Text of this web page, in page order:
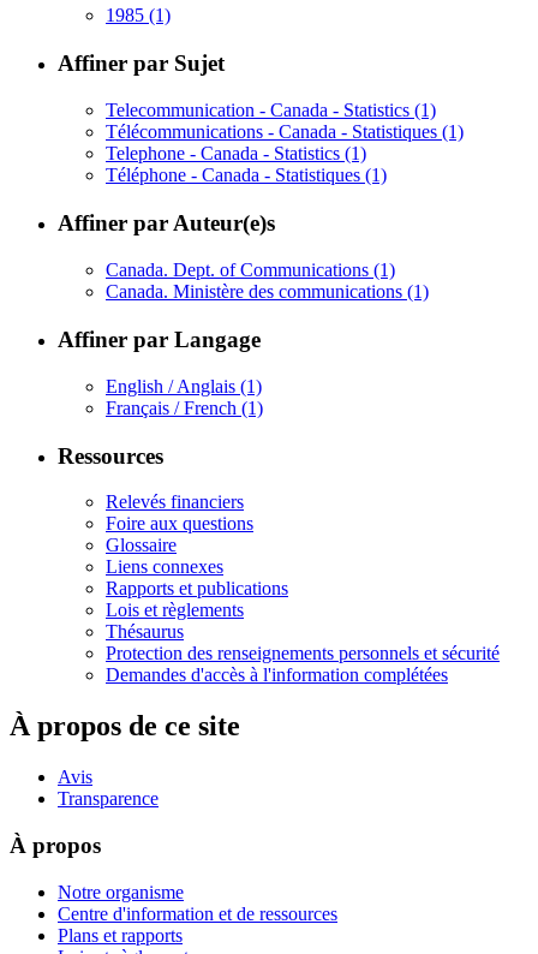
1985 (1)
Affiner par Sujet
Telecommunication - Canada - Statistics (1)
Télécommunications - Canada - Statistiques (1)
Telephone - Canada - Statistics (1)
Téléphone - Canada - Statistiques (1)
Affiner par Auteur(e)s
Canada. Dept. of Communications (1)
Canada. Ministère des communications (1)
Affiner par Langage
English / Anglais (1)
Français / French (1)
Ressources
Relevés financiers
Foire aux questions
Glossaire
Liens connexes
Rapports et publications
Lois et règlements
Thésaurus
Protection des renseignements personnels et sécurité
Demandes d'accès à l'information complétées
À propos de ce site
Avis
Transparence
À propos
Notre organisme
Centre d'information et de ressources
Plans et rapports